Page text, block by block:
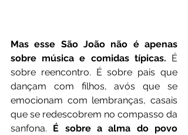
Mas esse São João não é apenas
sobre música e comidas típicas. É
sobre reencontro. É sobre pais que
dançam com filhos, avós que se
emocionam com lembranças, casais
que se redescobrem no compasso da
sanfona. É sobre a alma do povo